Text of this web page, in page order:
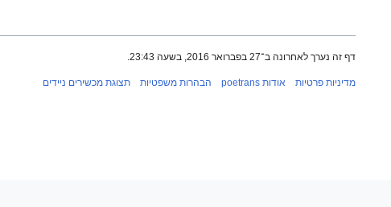
דף זה נערך לאחרונה ב־27 בפברואר 2016, בשעה 23:43.
מדיניות פרטיות אודות poetrans הבהרות משפטיות תצוגת מכשירים ניידים